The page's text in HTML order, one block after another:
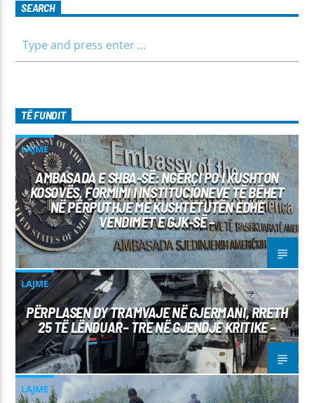
SEARCH
TË FUNDIT
LAJME
AMBASADA E SHBA-SË: NGËRÇI PO I KUSHTON
KOSOVËS, FORMIMI I INSTITUCIONEVE TË BËHET
NË PËRPUTHJE ME KUSHTETUTËN EDHE
VENDIMET E GJK-SË –
LAJME
PËRPLASEN DY TRAMVAJE NË GJERMANI, RRETH
25 TË LËNDUAR– TRE NË GJENDJE KRITIKE –
LAJME